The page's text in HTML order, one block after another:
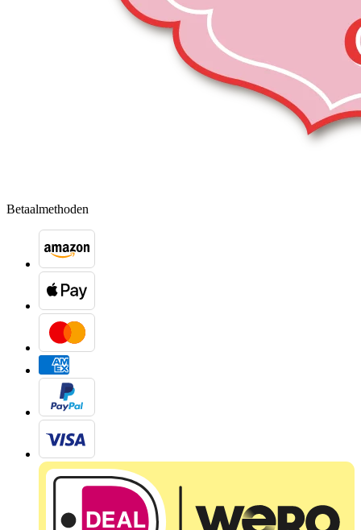
Betaalmethoden